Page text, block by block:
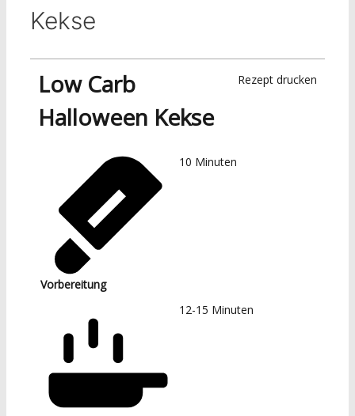
Kekse
Rezept drucken
Low Carb
Halloween Kekse
Vorbereitung
10 Minuten
12-15 Minuten